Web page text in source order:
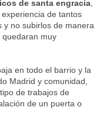
de santa engracia,
de tantos
y no subirlos de manera
quedaran muy
en todo el barrio y la
Madrid y comunidad,
de trabajos de
de un puerta o